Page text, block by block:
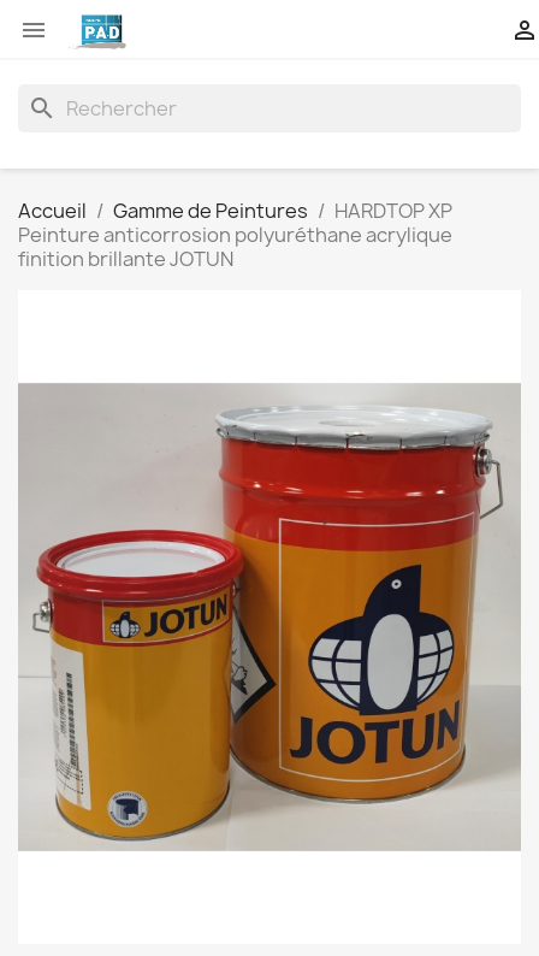
 
search
Accueil Gamme de Peintures
HARDTOP XP
Peinture anticorrosion polyuréthane acrylique
finition brillante JOTUN